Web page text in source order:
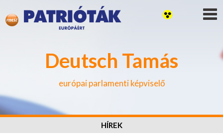
Deutsch Tamás
európai parlamenti képviselő
HÍREK